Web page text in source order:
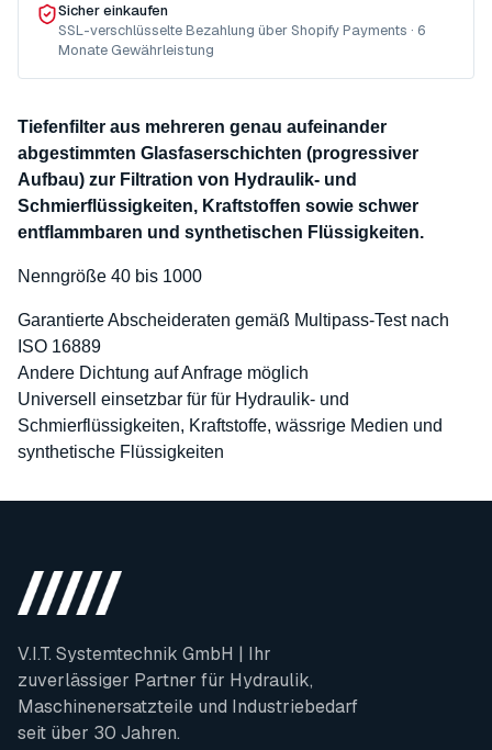
Sicher einkaufen
SSL-verschlüsselte Bezahlung über Shopify Payments · 6
Monate Gewährleistung
Tiefenfilter aus mehreren genau aufeinander
abgestimmten Glasfaserschichten (progressiver
Aufbau) zur Filtration von Hydraulik- und
Schmierflüssigkeiten, Kraftstoffen sowie schwer
entflammbaren und synthetischen Flüssigkeiten.
Nenngröße 40 bis 1000
Garantierte Abscheideraten gemäß Multipass-Test nach
ISO 16889
Andere Dichtung auf Anfrage möglich
Universell einsetzbar für für Hydraulik- und
Schmierflüssigkeiten, Kraftstoffe, wässrige Medien und
synthetische Flüssigkeiten
V.I.T. Systemtechnik GmbH | Ihr
zuverlässiger Partner für Hydraulik,
Maschinenersatzteile und Industriebedarf
seit über 30 Jahren.